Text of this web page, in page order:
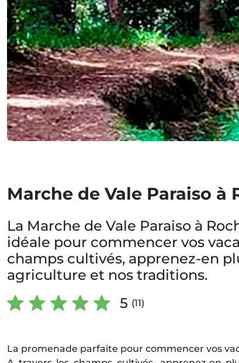
Marche de Vale Paraiso à
La Marche de Vale Paraiso à
idéale pour commencer vos
champs cultivés, apprenez-en
agriculture et nos traditions.
5 (11)
La promenade parfaite pour commencer vos